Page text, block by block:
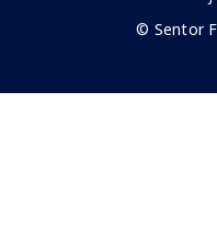
© Sentor